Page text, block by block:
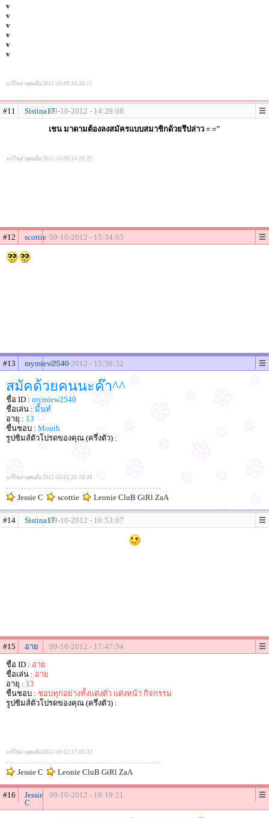
v
v
v
v
v
v
แก้ไขล่าสุดเมื่อ 2012-10-09 14:33:11
#11 Sistina1709-10-2012 - 14:29:08
เชน มาดามต้องลงสมัครแบบสมาชิกด้วยรึปล่าว = ="
แก้ไขล่าสุดเมื่อ 2012-10-09 14:29:22
#12 scottie 09-10-2012 - 15:34:03
#13 mymiew254009-10-2012 - 15:56:32
สมัคด้วยคนนะค๊า^^
ชื่อ ID : mymiew2540
ชื่อเล่น : มิ้นท์
อายุ : 13
ชื่นชอบ : Mouth
รูปซิมส์ตัวโปรดของคุณ (ครึ่งตัว) :
แก้ไขล่าสุดเมื่อ 2012-10-11 23:18:48
Jessie C scottie Leonie CluB GiRl ZaA
#14 Sistina1709-10-2012 - 16:53:07
#15 อาย
09-10-2012 - 17:47:34
ชื่อ ID : อาย
ชื่อเล่น : อาย
อายุ : 13
ชื่นชอบ : ชอบทุกอย่างทั้งแต่งตัว แต่งหน้า กิจกรรม
รูปซิมส์ตัวโปรดของคุณ (ครึ่งตัว) :
แก้ไขล่าสุดเมื่อ 2012-10-12 17:00:32
Jessie C Leonie CluB GiRl ZaA
#16
Jessie
C
09-10-2012 - 18:19:21